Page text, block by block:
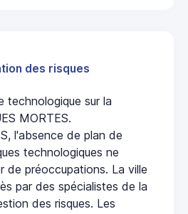
des risques
technologique sur la
MORTES.
l'absence de plan de
technologiques ne
de préoccupations. La ville
par des spécialistes de la
des risques. Les